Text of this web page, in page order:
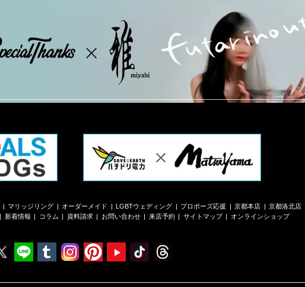
マリッジリング オーダーメイド LGBTウェディング プロポーズ応援 京都本店 京都洛北店
新着情報 コラム 資料請求 お問い合わせ 来店予約 サイトマップ オンラインショップ